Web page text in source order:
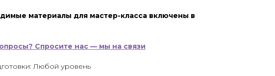
материалы для мастер-класса включены в
Спросите нас — мы на связи
Любой уровень